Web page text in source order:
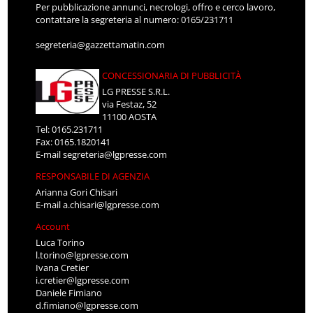
Per pubblicazione annunci, necrologi, offro e cerco lavoro,
contattare la segreteria al numero: 0165/231711
segreteria@gazzettamatin.com
CONCESSIONARIA DI PUBBLICITÀ
LG PRESSE S.R.L.
via Festaz, 52
11100 AOSTA
Tel: 0165.231711
Fax: 0165.1820141
E-mailsegreteria@lgpresse.com
RESPONSABILE DI AGENZIA
Arianna Gori Chisari
E-maila.chisari@lgpresse.com
Account
Luca Torino
l.torino@lgpresse.com
Ivana Cretier
i.cretier@lgpresse.com
Daniele Fimiano
d.fimiano@lgpresse.com